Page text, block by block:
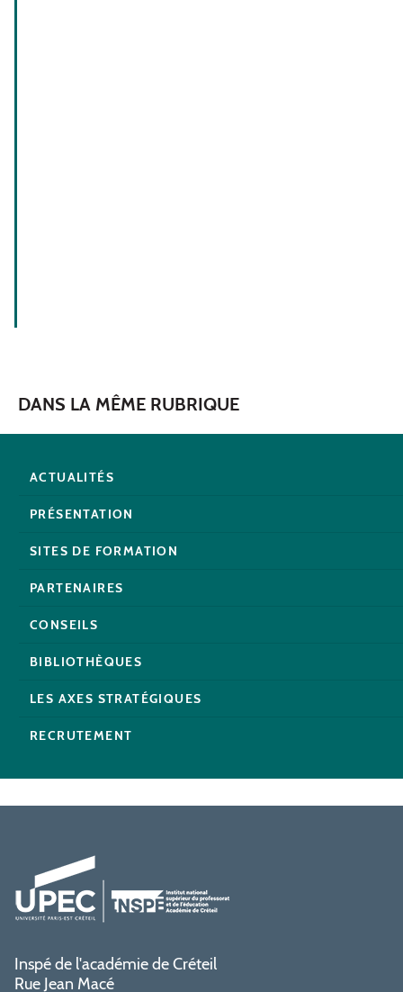
DANS LA MÊME RUBRIQUE
ACTUALITÉS
PRÉSENTATION
SITES DE FORMATION
PARTENAIRES
CONSEILS
BIBLIOTHÈQUES
LES AXES STRATÉGIQUES
RECRUTEMENT
Inspé de l'académie de Créteil
Rue Jean Macé